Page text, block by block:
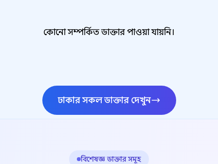
কোনো সম্পর্কিত ডাক্তার পাওয়া যায়নি।
ঢাকার সকল ডাক্তার দেখুন
বিশেষজ্ঞ ডাক্তার সমূহ